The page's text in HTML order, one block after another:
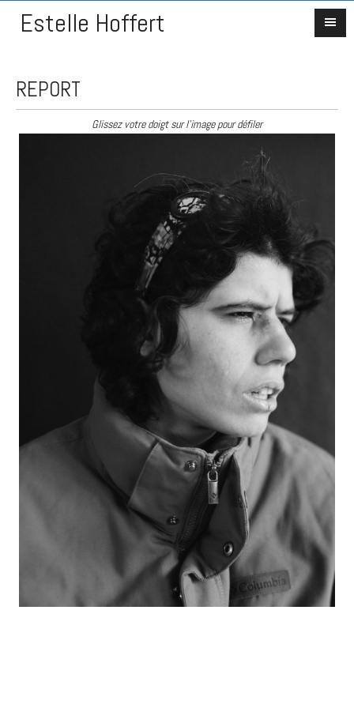
Estelle Hoffert
REPORT
Glissez votre doigt sur l'image pour défiler